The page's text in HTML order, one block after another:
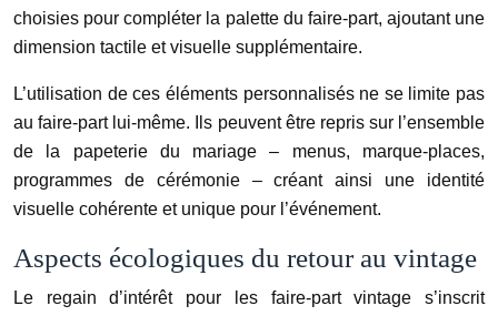
choisies pour compléter la palette du faire-part, ajoutant une
dimension tactile et visuelle supplémentaire.
L’utilisation de ces éléments personnalisés ne se limite pas
au faire-part lui-même. Ils peuvent être repris sur l’ensemble
de la papeterie du mariage – menus, marque-places,
programmes de cérémonie – créant ainsi une identité
visuelle cohérente et unique pour l’événement.
Aspects écologiques du retour au vintage
Le regain d’intérêt pour les faire-part vintage s’inscrit